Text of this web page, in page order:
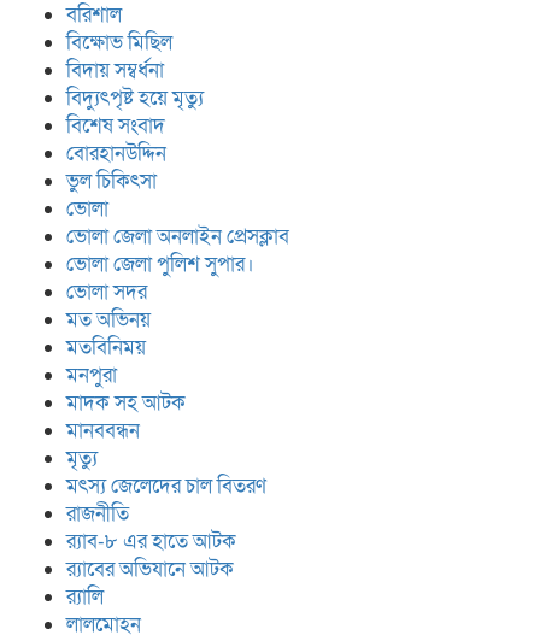
বরিশাল
বিক্ষোভ মিছিল
বিদায় সম্বর্ধনা
বিদ্যুৎপৃষ্ট হয়ে মৃত্যু
বিশেষ সংবাদ
বোরহানউদ্দিন
ভুল চিকিৎসা
ভোলা
ভোলা জেলা অনলাইন প্রেসক্লাব
ভোলা জেলা পুলিশ সুপার।
ভোলা সদর
মত অভিনয়
মতবিনিময়
মনপুরা
মাদক সহ আটক
মানববন্ধন
মৃত্যু
মৎস্য জেলেদের চাল বিতরণ
রাজনীতি
র‍্যাব-৮ এর হাতে আটক
র‍্যাবের অভিযানে আটক
র‍্যালি
লালমোহন